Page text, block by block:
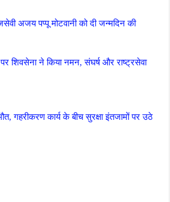
अजय पप्पू मोटवानी को दी जन्मदिन की
पर शिवसेना ने किया नमन, संघर्ष और राष्ट्रसेवा
गहरीकरण कार्य के बीच सुरक्षा इंतजामों पर उठे